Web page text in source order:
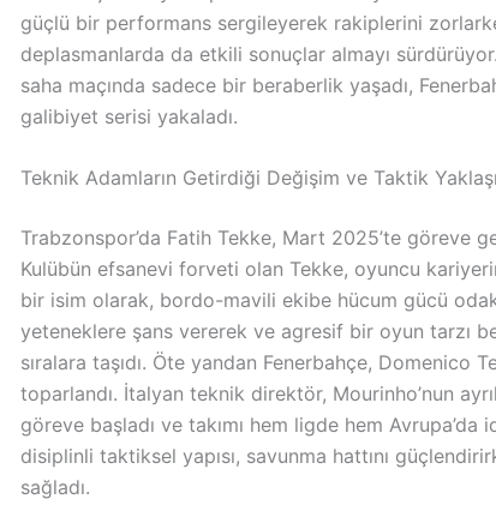
güçlü bir performans sergileyerek rakiplerini
deplasmanlarda da etkili sonuçlar almayı
saha maçında sadece bir beraberlik yaşadı,
galibiyet serisi yakaladı.
Teknik Adamların Getirdiği Değişim ve Taktik
Trabzonspor’da Fatih Tekke, Mart 2025’te göreve
Kulübün efsanevi forveti olan Tekke, oyuncu
bir isim olarak, bordo-mavili ekibe hücum gücü
yeteneklere şans vererek ve agresif bir oyun tarzı
sıralara taşıdı. Öte yandan Fenerbahçe, Domenico
toparlandı. İtalyan teknik direktör, Mourinho’nun
göreve başladı ve takımı hem ligde hem Avrupa’da
disiplinli taktiksel yapısı, savunma hattını
sağladı.